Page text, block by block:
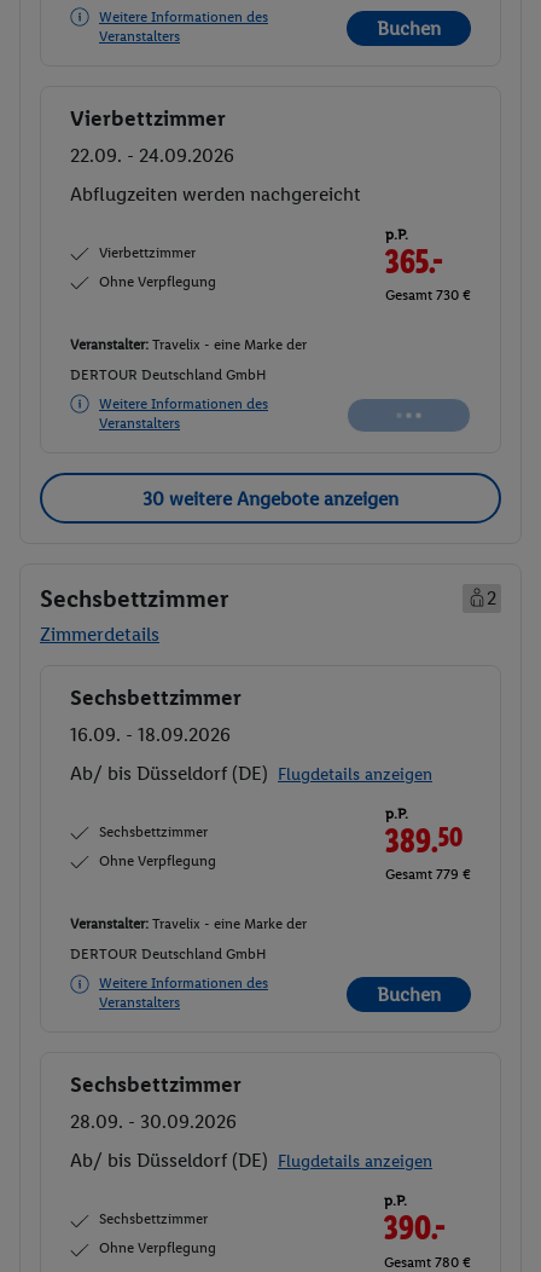
Weitere Informationen des
Veranstalters
Buchen
Buchen
Vierbettzimmer
22.09. - 24.09.2026
Abflugzeiten werden nachgereicht
Vierbettzimmer
Ohne Verpflegung
p.P.
365.-
Gesamt 730 €
Veranstalter: Travelix - eine Marke der
DERTOUR Deutschland GmbH
Weitere Informationen des
Veranstalters
30 weitere Angebote anzeigen
Sechsbettzimmer
2
Zimmerdetails
Buchen
Sechsbettzimmer
16.09. - 18.09.2026
Ab/ bis Düsseldorf (DE) Flugdetails anzeigen
Sechsbettzimmer
Ohne Verpflegung
p.P.
389.50
Gesamt 779 €
Veranstalter: Travelix - eine Marke der
DERTOUR Deutschland GmbH
Weitere Informationen des
Veranstalters
Buchen
Buchen
Sechsbettzimmer
28.09. - 30.09.2026
Ab/ bis Düsseldorf (DE) Flugdetails anzeigen
Sechsbettzimmer
Ohne Verpflegung
p.P.
390.-
Gesamt 780 €